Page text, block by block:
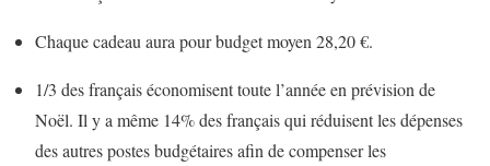
Chaque cadeau aura pour budget moyen 28,20 €.
1/3 des français économisent toute l’année en prévision de
Noël. Il y a même 14% des français qui réduisent les dépenses
des autres postes budgétaires afin de compenser les